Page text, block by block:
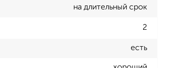
на длительный срок
2
есть